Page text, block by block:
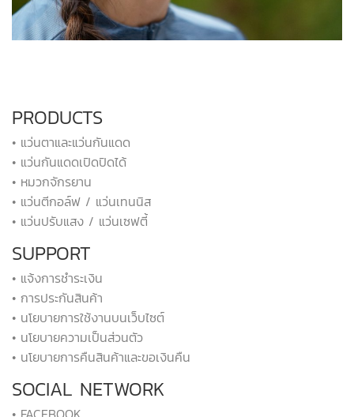
PRODUCTS
• แว่นตาและแว่นกันแดด
• แว่นกันแดดเปิดปิดได้
• หมวกจักรยาน
• แว่นตีกอล์ฟ / แว่นเทนนิส
• แว่นปรับแสง / แว่นเซฟตี้
SUPPORT
• แจ้งการชำระเงิน
• การประกันสินค้า
• นโยบายการใช้งานบนเว็บไซต์
• นโยบายความเป็นส่วนตัว
• นโยบายการคืนสินค้าและขอเงินคืน
SOCIAL NETWORK